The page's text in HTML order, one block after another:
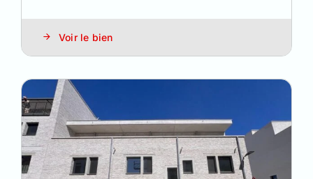
Voir le bien